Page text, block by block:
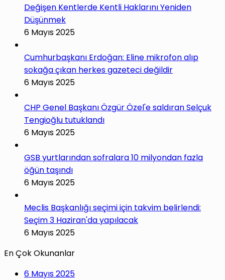
Değişen Kentlerde Kentli Haklarını Yeniden
Düşünmek
6 Mayıs 2025
Cumhurbaşkanı Erdoğan: Eline mikrofon alıp
sokağa çıkan herkes gazeteci değildir
6 Mayıs 2025
CHP Genel Başkanı Özgür Özel'e saldıran Selçuk
Tengioğlu tutuklandı
6 Mayıs 2025
GSB yurtlarından sofralara 10 milyondan fazla
öğün taşındı
6 Mayıs 2025
Meclis Başkanlığı seçimi için takvim belirlendi:
Seçim 3 Haziran'da yapılacak
6 Mayıs 2025
En Çok Okunanlar
6 Mayıs 2025